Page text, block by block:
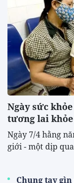
Ngày sức
tương lai
Ngày 7/4 hằng
giới - một dịp
Chung tay